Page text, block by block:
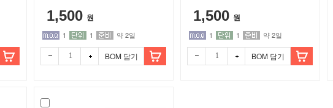
빼기 더하 빼기 더하
1,500 원
1 1 약 2일
BOM 담기
1,500 원
1 1 약 2일
BOM 담기